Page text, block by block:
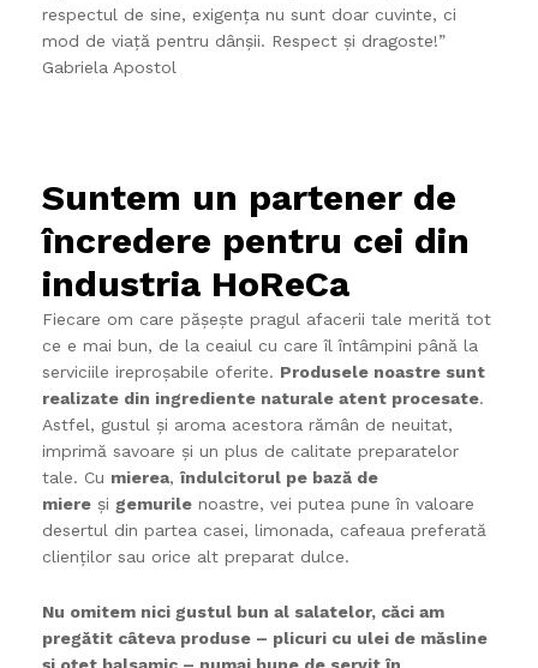
respectul de sine, exigența nu sunt doar cuvinte, ci
mod de viață pentru dânșii. Respect și dragoste!”
Gabriela Apostol
Suntem un partener de
încredere pentru cei din
industria HoReCa
Fiecare om care pășește pragul afacerii tale merită tot
ce e mai bun, de la ceaiul cu care îl întâmpini până la
serviciile ireproșabile oferite. Produsele noastre sunt
realizate din ingrediente naturale atent procesate.
Astfel, gustul și aroma acestora rămân de neuitat,
imprimă savoare și un plus de calitate preparatelor
tale. Cu mierea, îndulcitorul pe bază de
miere și gemurile noastre, vei putea pune în valoare
desertul din partea casei, limonada, cafeaua preferată
clienților sau orice alt preparat dulce.
Nu omitem nici gustul bun al salatelor, căci am
pregătit câteva produse – plicuri cu ulei de măsline